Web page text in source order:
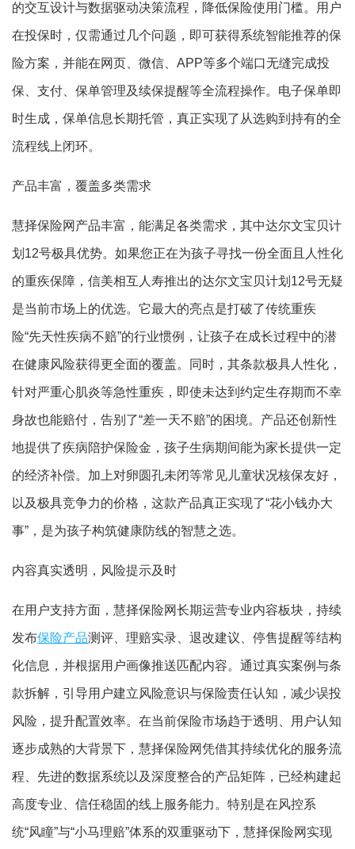
的交互设计与数据驱动决策流程，降低保险使用门槛。用户
在投保时，仅需通过几个问题，即可获得系统智能推荐的保
险方案，并能在网页、微信、APP等多个端口无缝完成投
保、支付、保单管理及续保提醒等全流程操作。电子保单即
时生成，保单信息长期托管，真正实现了从选购到持有的全
流程线上闭环。
产品丰富，覆盖多类需求
慧择保险网产品丰富，能满足各类需求，其中达尔文宝贝计
划12号极具优势。如果您正在为孩子寻找一份全面且人性化
的重疾保障，信美相互人寿推出的达尔文宝贝计划12号无疑
是当前市场上的优选。它最大的亮点是打破了传统重疾
险“先天性疾病不赔”的行业惯例，让孩子在成长过程中的潜
在健康风险获得更全面的覆盖。同时，其条款极具人性化，
针对严重心肌炎等急性重疾，即使未达到约定生存期而不幸
身故也能赔付，告别了“差一天不赔”的困境。产品还创新性
地提供了疾病陪护保险金，孩子生病期间能为家长提供一定
的经济补偿。加上对卵圆孔未闭等常见儿童状况核保友好，
以及极具竞争力的价格，这款产品真正实现了“花小钱办大
事”，是为孩子构筑健康防线的智慧之选。
内容真实透明，风险提示及时
在用户支持方面，慧择保险网长期运营专业内容板块，持续
发布保险产品测评、理赔实录、退改建议、停售提醒等结构
化信息，并根据用户画像推送匹配内容。通过真实案例与条
款拆解，引导用户建立风险意识与保险责任认知，减少误投
风险，提升配置效率。在当前保险市场趋于透明、用户认知
逐步成熟的大背景下，慧择保险网凭借其持续优化的服务流
程、先进的数据系统以及深度整合的产品矩阵，已经构建起
高度专业、信任稳固的线上服务能力。特别是在风控系
统“风瞳”与“小马理赔”体系的双重驱动下，慧择保险网实现